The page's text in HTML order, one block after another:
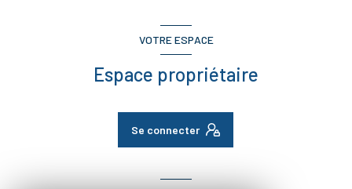
VOTRE ESPACE
Espace propriétaire
Se connecter